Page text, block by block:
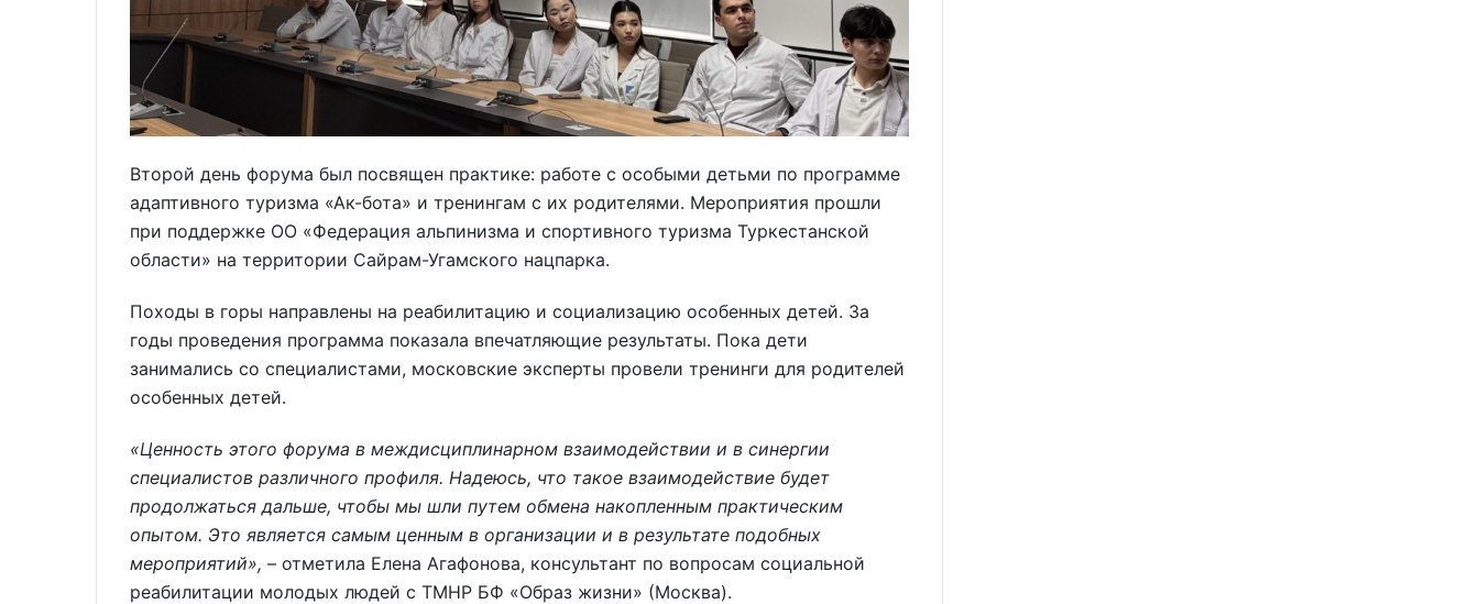
Второй день форума был посвящен практике: работе с особыми детьми по программе
адаптивного туризма «Ак-бота» и тренингам с их родителями. Мероприятия прошли
при поддержке ОО «Федерация альпинизма и спортивного туризма Туркестанской
области» на территории Сайрам-Угамского нацпарка.
Походы в горы направлены на реабилитацию и социализацию особенных детей. За
годы проведения программа показала впечатляющие результаты. Пока дети
занимались со специалистами, московские эксперты провели тренинги для родителей
особенных детей.
«Ценность этого форума в междисциплинарном взаимодействии и в синергии
специалистов различного профиля. Надеюсь, что такое взаимодействие будет
продолжаться дальше, чтобы мы шли путем обмена накопленным практическим
опытом. Это является самым ценным в организации и в результате подобных
мероприятий», – отметила Елена Агафонова, консультант по вопросам социальной
реабилитации молодых людей с ТМНР БФ «Образ жизни» (Москва).